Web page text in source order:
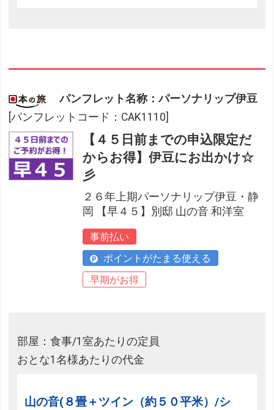
パンフレット名称：パーソナリップ伊豆
[パンフレットコード：CAK1110]
【４５日前までの申込限定だ
からお得】伊豆にお出かけ☆
彡
２６年上期パーソナリップ伊豆・静
岡 【早４５】別邸 山の音 和洋室
事前払い
ポイントがたまる使える
早期がお得
部屋：食事/1室あたりの定員
おとな1名様あたりの代金
山の音(８畳＋ツイン（約５０平米）/シ